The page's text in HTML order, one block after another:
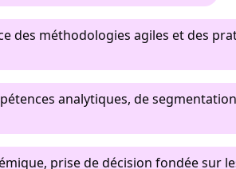
des méthodologies agiles et des
analytiques, de
prise de décision fondée sur